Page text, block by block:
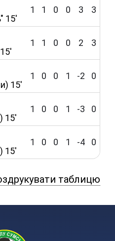
15'
1 1 0 0 3 3
1 1 0 0 2 3
15'
1 0 0 1 -2 0
15'
1 0 0 1 -3 0
15'
1 0 0 1 -4 0
таблицю